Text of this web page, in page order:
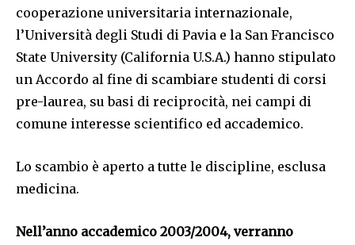
cooperazione universitaria internazionale,
l’Università degli Studi di Pavia e la San Francisco
State University (California U.S.A.) hanno stipulato
un Accordo al fine di scambiare studenti di corsi
pre-laurea, su basi di reciprocità, nei campi di
comune interesse scientifico ed accademico.
Lo scambio è aperto a tutte le discipline, esclusa
medicina.
Nell’anno accademico 2003/2004, verranno